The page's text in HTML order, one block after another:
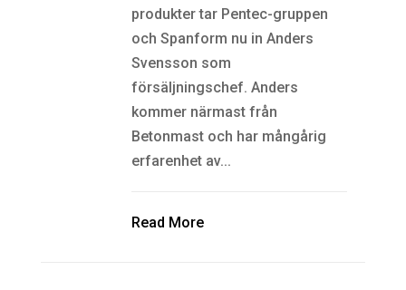
produkter tar Pentec-gruppen
och Spanform nu in Anders
Svensson som
försäljningschef. Anders
kommer närmast från
Betonmast och har mångårig
erfarenhet av...
Read More